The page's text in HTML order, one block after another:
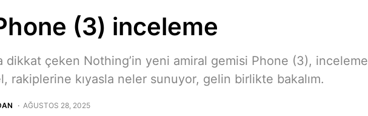
(3) inceleme
dikkat çeken Nothing’in yeni amiral gemisi Phone (3), inceleme
rakiplerine kıyasla neler sunuyor, gelin birlikte bakalım.
AĞUSTOS 28, 2025